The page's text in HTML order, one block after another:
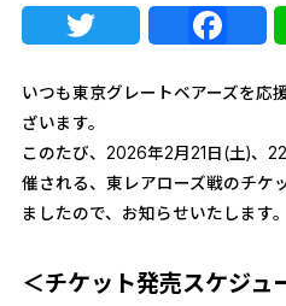
Twitter
いつも東京グレートベアーズを応
ざいます。
このたび、2026年2月21日(土)、
催される、東レアローズ戦のチケ
ましたので、お知らせいたします。
＜チケット発売スケジュ